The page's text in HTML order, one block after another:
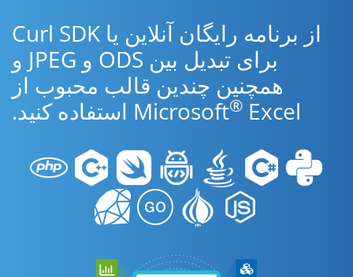
از برنامه رایگان آنلاین یا Curl SDK
برای تبدیل بین ODS و JPEG و
همچنین چندین قالب محبوب از
Microsoft® Excel استفاده کنید.